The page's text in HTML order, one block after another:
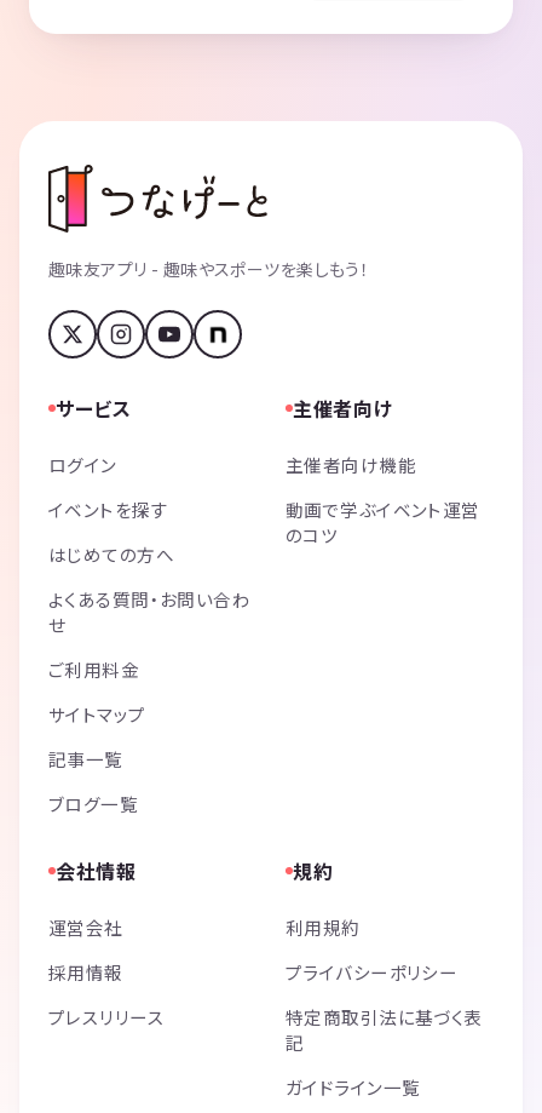
趣味友アプリ - 趣味やスポーツを楽しもう！
サービス
ログイン
イベントを探す
はじめての方へ
よくある質問・お問い合わ
せ
ご利用料金
サイトマップ
記事一覧
ブログ一覧
主催者向け
主催者向け機能
動画で学ぶイベント運営
のコツ
会社情報
運営会社
採用情報
プレスリリース
規約
利用規約
プライバシーポリシー
特定商取引法に基づく表
記
ガイドライン一覧